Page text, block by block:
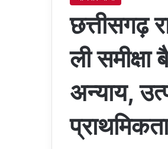
छत्तीसगढ़
ली
अन्याय,